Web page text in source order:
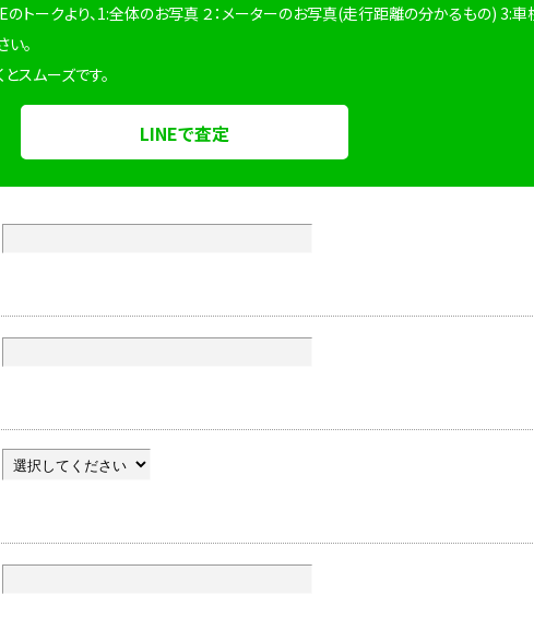
のトークより、1:全体のお写真 ２：メーターのお写真(走行距離の分かるもの) 3:車
。
スムーズです。
LINEで査定